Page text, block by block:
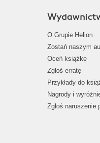
O Grupie Helion
Zostań naszym
Oceń książkę
Zgłoś erratę
Przykłady do
Nagrody i
Zgłoś naruszenie